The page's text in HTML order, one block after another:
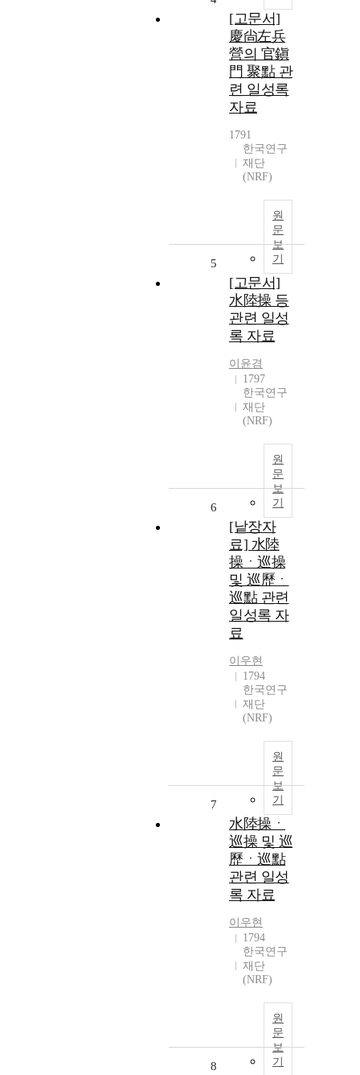
[고문서]
慶尙左兵
營의 官鎭
門 聚點 관
련 일성록
자료
1791
한국연구
재단
(NRF)
원
문
보
기
5
[고문서]
水陸操 등
관련 일성
록 자료
이윤겸
1797
한국연구
재단
(NRF)
원
문
보
기
6
[낱장자
료] 水陸
操ㆍ巡操
및 巡歷ㆍ
巡點 관련
일성록 자
료
이우현
1794
한국연구
재단
(NRF)
원
문
보
기
7
水陸操ㆍ
巡操 및 巡
歷ㆍ巡點
관련 일성
록 자료
이우현
1794
한국연구
재단
(NRF)
원
문
보
기
8